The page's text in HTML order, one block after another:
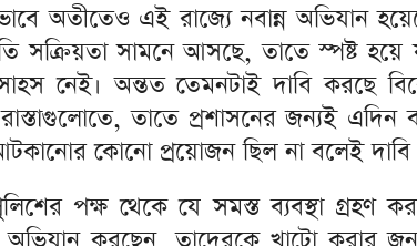
অতীতেও এই রাজ্যে নবান্ন অভিযান
সামনে আসছে, তাতে স্পষ্ট হয়ে
নেই। অন্তত তেমনটাই দাবি করছে
তাতে প্রশাসনের জন্যই
কোনো প্রয়োজন ছিল না বলেই দাবি
পক্ষ থেকে যে সমস্ত ব্যবস্থা গ্রহণ